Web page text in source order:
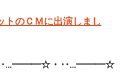
トのＣＭに出演しまし
・‥…━━━☆